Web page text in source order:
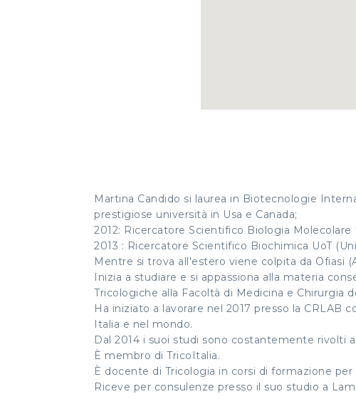
Martina Candido si laurea in Biotecnologie
prestigiose università in Usa e Canada;
2012: Ricercatore Scientifico Biologia Molecolare
2013 : Ricercatore Scientifico Biochimica UoT
Mentre si trova all'estero viene colpita da Ofiasi
Inizia a studiare e si appassiona alla materia
Tricologiche alla Facoltà di Medicina e Chirurgia
Ha iniziato a lavorare nel 2017 presso la
Italia e nel mondo.
Dal 2014 i suoi studi sono costantemente rivolti
È membro di TricoItalia.
È docente di Tricologia in corsi di formazione per
Riceve per consulenze presso il suo studio a